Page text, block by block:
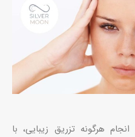
هرگونه تزریق زیبایی، با